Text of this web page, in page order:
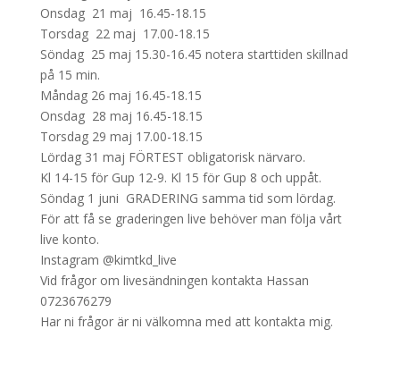
Onsdag 21 maj 16.45-18.15
Torsdag 22 maj 17.00-18.15
Söndag 25 maj 15.30-16.45 notera starttiden skillnad
på 15 min.
Måndag 26 maj 16.45-18.15
Onsdag 28 maj 16.45-18.15
Torsdag 29 maj 17.00-18.15
Lördag 31 maj FÖRTEST obligatorisk närvaro.
Kl 14-15 för Gup 12-9. Kl 15 för Gup 8 och uppåt.
Söndag 1 juni GRADERING samma tid som lördag.
För att få se graderingen live behöver man följa vårt
live konto.
Instagram @kimtkd_live
Vid frågor om livesändningen kontakta Hassan
0723676279
Har ni frågor är ni välkomna med att kontakta mig.